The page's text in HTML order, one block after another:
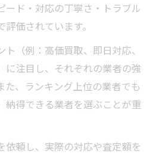
ード・対応の丁寧さ・トラブル
価されています。
（例：高価買取、即日対応、
に注目し、それぞれの業者の強
た、ランキング上位の業者でも
納得できる業者を選ぶことが重
依頼し、実際の対応や査定額を